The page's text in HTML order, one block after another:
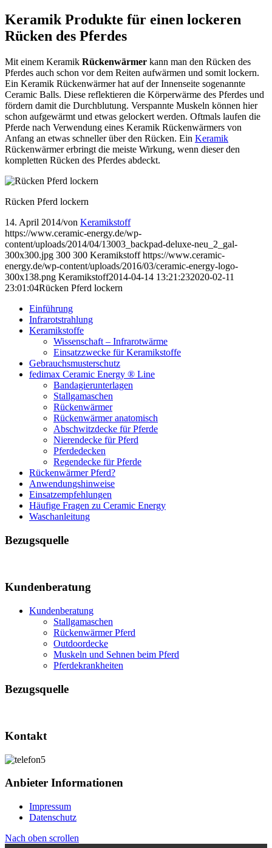
Keramik Produkte für einen lockeren
Rücken des Pferdes
Mit einem Keramik Rückenwärmer kann man den Rücken des
Pferdes auch schon vor dem Reiten aufwärmen und somit lockern.
Ein Keramik Rückenwärmer hat auf der Innenseite sogenannte
Ceramic Balls. Diese reflektieren die Körperwärme des Pferdes und
fördern damit die Durchblutung. Verspannte Muskeln können hier
schon aufgewärmt und etwas gelockert werden. Oftmals laufen die
Pferde nach Verwendung eines Keramik Rückenwärmers von
Anfang an etwas schneller über den Rücken. Ein Keramik
Rückenwärmer erbringt die meiste Wirkung, wenn dieser den
kompletten Rücken des Pferdes abdeckt.
Rücken Pferd lockern
14. April 2014/von Keramikstoff
https://www.ceramic-energy.de/wp-
content/uploads/2014/04/13003_backpad-deluxe-neu_2_gal-
300x300.jpg 300 300 Keramikstoff https://www.ceramic-
energy.de/wp-content/uploads/2016/03/ceramic-energy-logo-
300x138.png Keramikstoff2014-04-14 13:21:232020-02-11
23:01:04Rücken Pferd lockern
Einführung
Infrarotstrahlung
Keramikstoffe
Wissenschaft – Infrarotwärme
Einsatzzwecke für Keramikstoffe
Gebrauchsmusterschutz
fedimax Ceramic Energy ® Line
Bandagierunterlagen
Stallgamaschen
Rückenwärmer
Rückenwärmer anatomisch
Abschwitzdecke für Pferde
Nierendecke für Pferd
Pferdedecken
Regendecke für Pferde
Rückenwärmer Pferd?
Anwendungshinweise
Einsatzempfehlungen
Häufige Fragen zu Ceramic Energy
Waschanleitung
Bezugsquelle
Kundenberatung
Kundenberatung
Stallgamaschen
Rückenwärmer Pferd
Outdoordecke
Muskeln und Sehnen beim Pferd
Pferdekrankheiten
Bezugsquelle
Kontakt
Anbieter Informationen
Impressum
Datenschutz
Nach oben scrollen